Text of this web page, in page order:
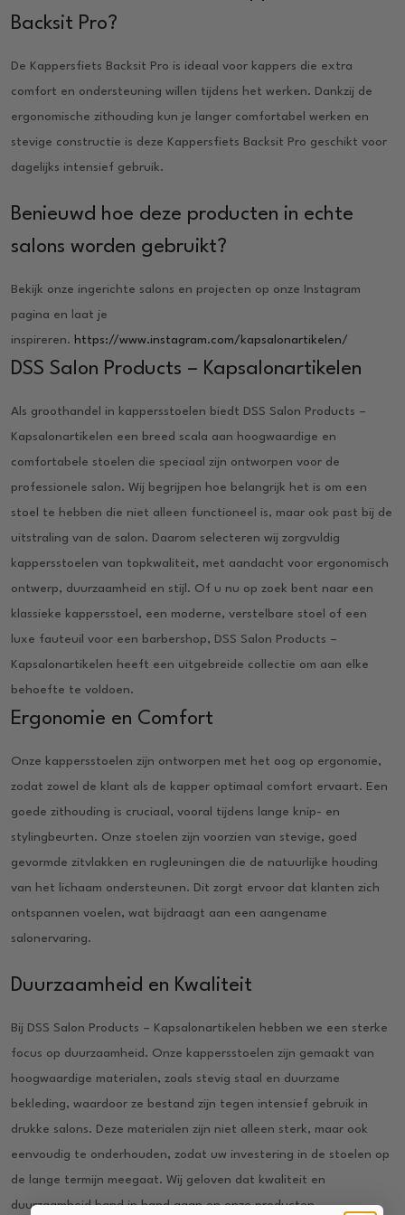
Backsit Pro?
De Kappersfiets Backsit Pro is ideaal voor kappers die extra
comfort en ondersteuning willen tijdens het werken. Dankzij de
ergonomische zithouding kun je langer comfortabel werken en
stevige constructie is deze Kappersfiets Backsit Pro geschikt voor
dagelijks intensief gebruik.
Benieuwd hoe deze producten in echte
salons worden gebruikt?
Bekijk onze ingerichte salons en projecten op onze Instagram
pagina en laat je
inspireren. https://www.instagram.com/kapsalonartikelen/
DSS Salon Products – Kapsalonartikelen
Als groothandel in kappersstoelen biedt DSS Salon Products –
Kapsalonartikelen een breed scala aan hoogwaardige en
comfortabele stoelen die speciaal zijn ontworpen voor de
professionele salon. Wij begrijpen hoe belangrijk het is om een
stoel te hebben die niet alleen functioneel is, maar ook past bij de
uitstraling van de salon. Daarom selecteren wij zorgvuldig
kappersstoelen van topkwaliteit, met aandacht voor ergonomisch
ontwerp, duurzaamheid en stijl. Of u nu op zoek bent naar een
klassieke kappersstoel, een moderne, verstelbare stoel of een
luxe fauteuil voor een barbershop, DSS Salon Products –
Kapsalonartikelen heeft een uitgebreide collectie om aan elke
behoefte te voldoen.
Ergonomie en Comfort
Onze kappersstoelen zijn ontworpen met het oog op ergonomie,
zodat zowel de klant als de kapper optimaal comfort ervaart. Een
goede zithouding is cruciaal, vooral tijdens lange knip- en
stylingbeurten. Onze stoelen zijn voorzien van stevige, goed
gevormde zitvlakken en rugleuningen die de natuurlijke houding
van het lichaam ondersteunen. Dit zorgt ervoor dat klanten zich
ontspannen voelen, wat bijdraagt aan een aangename
salonervaring.
Duurzaamheid en Kwaliteit
Bij DSS Salon Products – Kapsalonartikelen hebben we een sterke
focus op duurzaamheid. Onze kappersstoelen zijn gemaakt van
hoogwaardige materialen, zoals stevig staal en duurzame
bekleding, waardoor ze bestand zijn tegen intensief gebruik in
drukke salons. Deze materialen zijn niet alleen sterk, maar ook
eenvoudig te onderhouden, zodat uw investering in de stoelen op
de lange termijn meegaat. Wij geloven dat kwaliteit en
duurzaamheid hand in hand gaan en onze producten